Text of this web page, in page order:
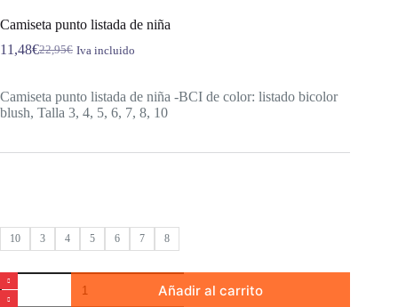
Camiseta punto listada de niña
22,95€
El
era:
22,95€.
11,48€El
es:
11,48€.
Iva incluido
Camiseta punto listada de niña -BCI de color: listado bicolor
blush, Talla 3, 4, 5, 6, 7, 8, 10
10 3 4 5 6 7 8
Camiseta
punto
Añadir al carrito